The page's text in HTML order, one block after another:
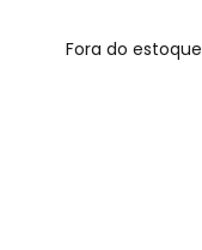
Fora do estoque